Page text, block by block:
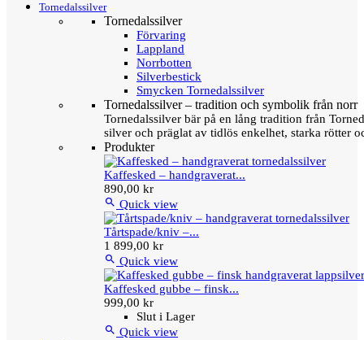
Tornedalssilver
Tornedalssilver
Förvaring
Lappland
Norrbotten
Silverbestick
Smycken Tornedalssilver
Tornedalssilver – tradition och symbolik från norr
Tornedalssilver bär på en lång tradition från
silver och präglat av tidlös enkelhet, starka rötter
Produkter
Kaffesked – handgraverat...
890,00 kr
 Quick view
Tårtspade/kniv –...
1 899,00 kr
 Quick view
Kaffesked gubbe – finsk...
999,00 kr
Slut i Lager
 Quick view